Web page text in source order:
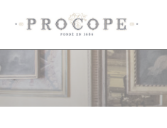
Personnalisation de vos choix en